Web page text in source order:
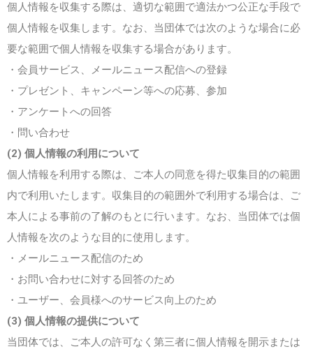
個人情報を収集する際は、適切な範囲で適法かつ公正な手段で
個人情報を収集します。なお、当団体では次のような場合に必
要な範囲で個人情報を収集する場合があります。
・会員サービス、メールニュース配信への登録
・プレゼント、キャンペーン等への応募、参加
・アンケートへの回答
・問い合わせ
(2) 個人情報の利用について
個人情報を利用する際は、ご本人の同意を得た収集目的の範囲
内で利用いたします。収集目的の範囲外で利用する場合は、ご
本人による事前の了解のもとに行います。なお、当団体では個
人情報を次のような目的に使用します。
・メールニュース配信のため
・お問い合わせに対する回答のため
・ユーザー、会員様へのサービス向上のため
(3) 個人情報の提供について
当団体では、ご本人の許可なく第三者に個人情報を開示または